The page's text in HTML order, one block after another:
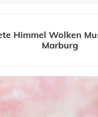
Himmel Wolken
Marburg